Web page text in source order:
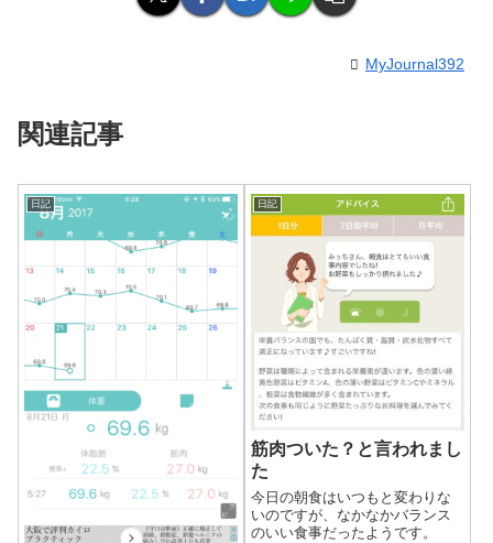
MyJournal392
関連記事
日記 日記
筋肉ついた？と言われまし
た
今日の朝食はいつもと変わりな
いのですが、なかなかバランス
のいい食事だったようです。